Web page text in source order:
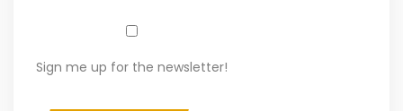
Sign me up for the newsletter!